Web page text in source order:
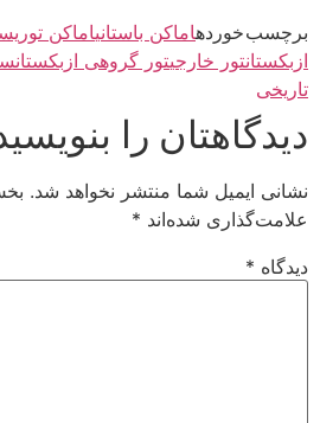
برچسب خوردهاماکن باستانیاماکن
ازبکستانتور خارجیتور گروهی ازبکستان
تاریخی
دیدگاهتان را
نشانی ایمیل شما منتشر نخواهد شد.
علامت‌گذاری شده‌اند *
دیدگاه *